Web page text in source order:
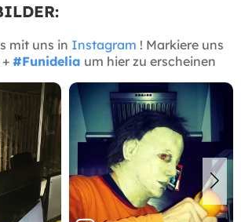
mit uns in Instagram ! Markiere uns
#Funidelia um hier zu erscheinen